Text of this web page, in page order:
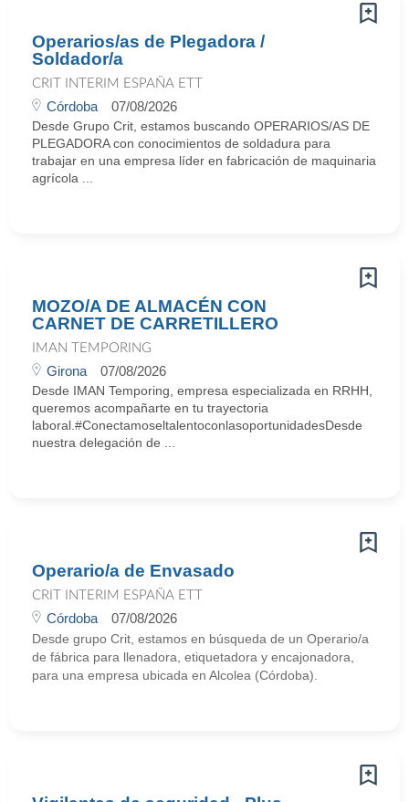
Operarios/as de Plegadora /
Soldador/a
CRIT INTERIM ESPAÑA ETT
Córdoba 07/08/2026
Desde Grupo Crit, estamos buscando OPERARIOS/AS DE
PLEGADORA con conocimientos de soldadura para
trabajar en una empresa líder en fabricación de maquinaria
agrícola ...
MOZO/A DE ALMACÉN CON
CARNET DE CARRETILLERO
IMAN TEMPORING
Girona 07/08/2026
Desde IMAN Temporing, empresa especializada en RRHH,
queremos acompañarte en tu trayectoria
laboral.#ConectamoseltalentoconlasoportunidadesDesde
nuestra delegación de ...
Operario/a de Envasado
CRIT INTERIM ESPAÑA ETT
Córdoba 07/08/2026
Desde grupo Crit, estamos en búsqueda de un Operario/a
de fábrica para llenadora, etiquetadora y encajonadora,
para una empresa ubicada en Alcolea (Córdoba).